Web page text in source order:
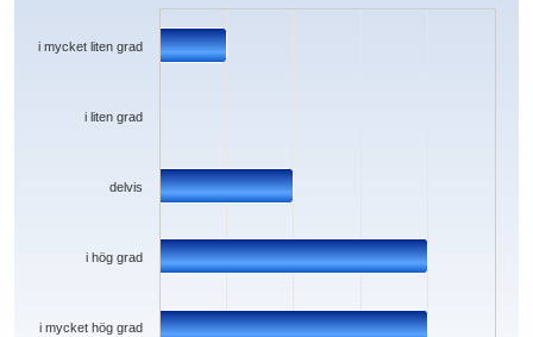
The chart has 1 X axis displaying categories.
The chart has 1 Y axis displaying values. Data ranges from 0 to 4.
i mycket hög grad
i hög grad
delvis
i liten grad
i mycket liten grad